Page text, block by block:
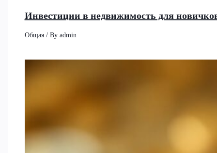
Инвестиции в недвижимость для
Общая/ By admin